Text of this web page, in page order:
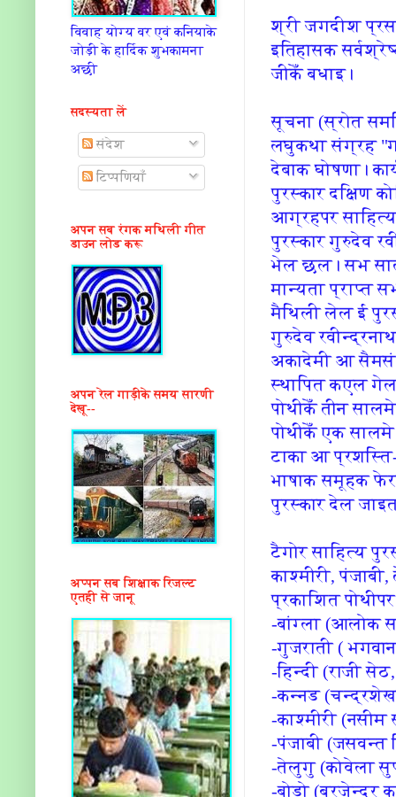
श्री जगदीश
इतिहासक
जीकेँ बधाइ।
सूचना (स्रोत
लघुकथा संग्रह
देबाक घोषणा।
पुरस्कार दक्षिण
आग्रहपर
पुरस्कार गुरुदेव
भेल छल। सभ साल
मान्यता प्राप्त
मैथिली लेल ई
गुरुदेव
अकादेमी आ सैमसंग
स्थापित कएल गेल
पोथीकेँ तीन
पोथीकेँ एक सालमे
टाका आ
भाषाक समूहक
पुरस्कार देल
टैगोर साहित्य
काश्मीरी,
प्रकाशित
-बांग्ला (आलोक
-गुजराती (
-हिन्दी (राजी
-कन्नड
-काश्मीरी
-पंजाबी (जसवन्त
-तेलुगु (कोवेला
-बोडो (ब्रजेन्द्र
विवाह योग्य वर एवं कनियाके
जोड़ी के हार्दिक शुभकामना
अछी
सदस्यता लें
संदेश
टिप्पणियाँ
अपन सब रंगक मथिली गीत
डाउन लोड करू
अपन रेल गाड़ीके समय सारणी
देखू--
अप्पन सब शिक्षाक रिजल्ट
एतही से जानू